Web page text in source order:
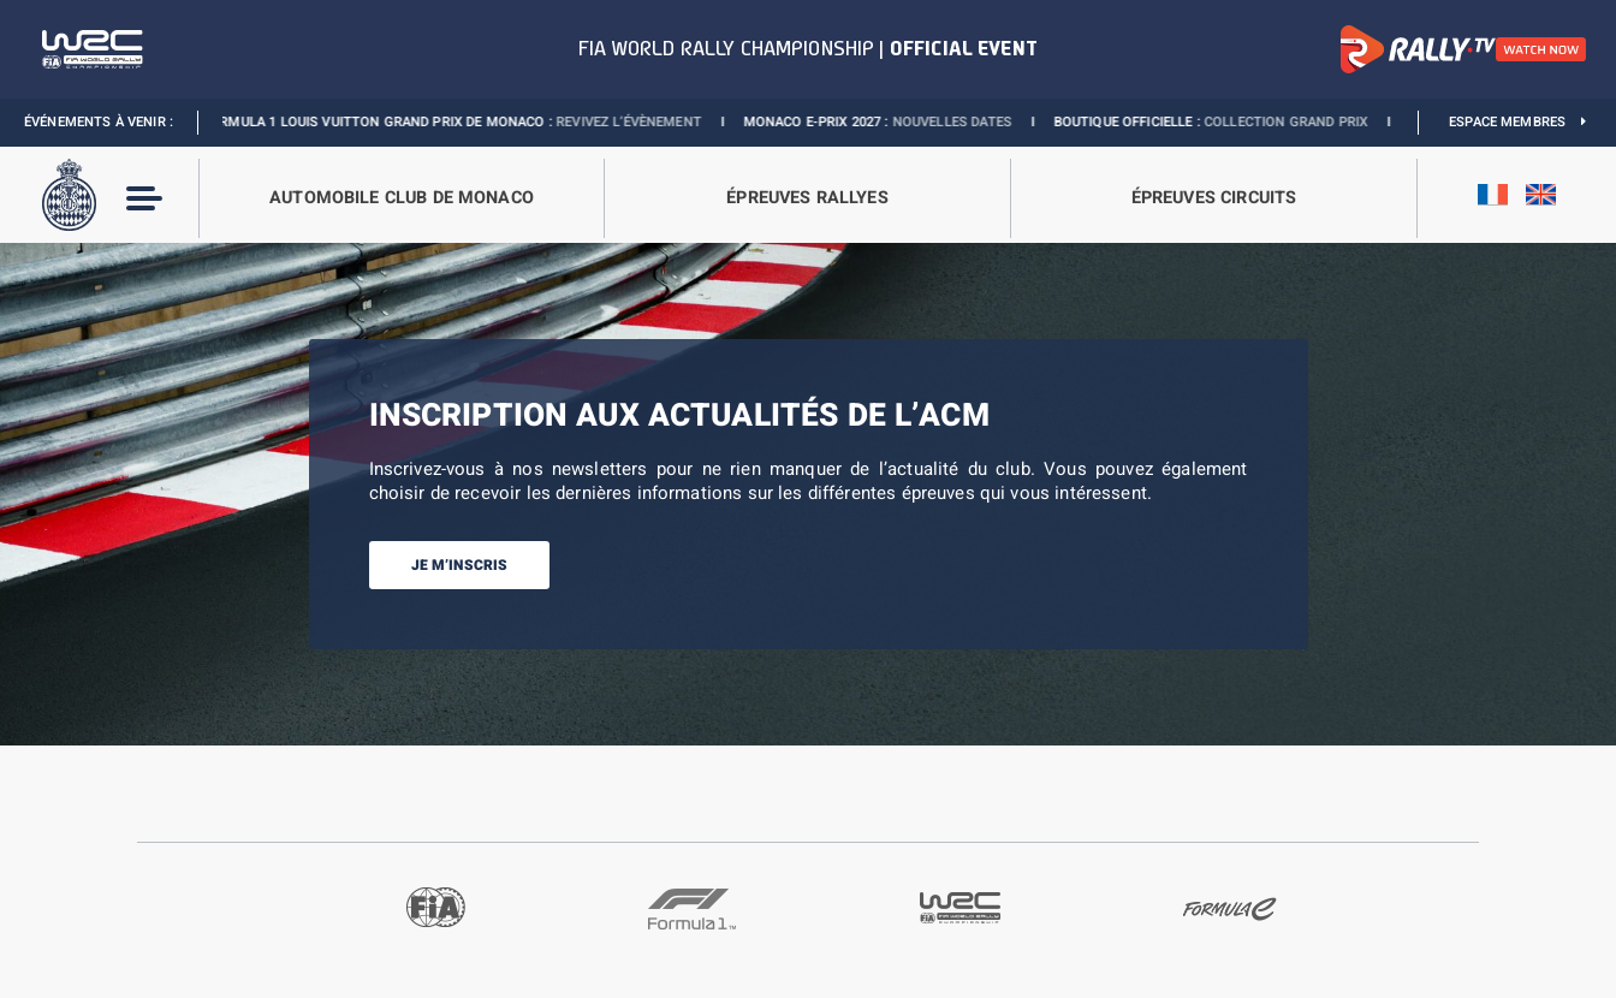
ÉVÉNEMENTS À VENIR :FORMULA 1 LOUIS VUITTON GRAND PRIX DE MONACO :REVIVEZ L’ÉVÈNEMENTIMONACO E-PRIX 2027 :NOUVELLES DATESIBOUTIQUE OFFICIELLE :COLLECTION GRAND PRIXIEXPOSITION MONACO &ESPACE MEMBRES
AUTOMOBILE CLUB DE MONACO ÉPREUVES RALLYES ÉPREUVES CIRCUITS
INSCRIPTION AUX ACTUALITÉS DE L’ACM
Inscrivez-vous à nos newsletters pour ne rien manquer de l’actualité du club. Vous pouvez également
choisir de recevoir les dernières informations sur les différentes épreuves qui vous intéressent.
JE M’INSCRIS